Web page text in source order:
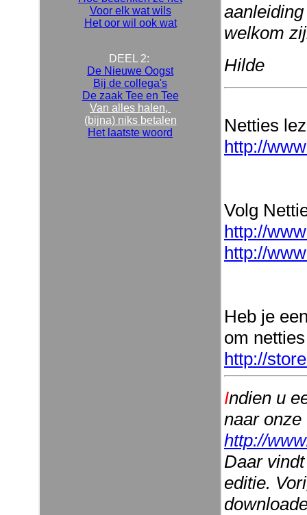
Voor elk wat wils
Het oor wil ook wat
DEEL 2:
De Nieuwe Oogst
Bij de collega's
De zaak Tee en Tee
Van alles halen,
(bijna) niks betalen
Het laatste woord
welkom
Hilde
Netties
http://
Volg
http://
http://
Heb je
om
http://
Indien u
naar
http://
Daar
editie.